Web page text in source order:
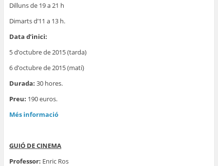
Dilluns de 19 a 21 h
Dimarts d’11 a 13 h.
Data d’inici:
5 d’octubre de 2015 (tarda)
6 d’octubre de 2015 (matí)
Durada: 30 hores.
Preu: 190 euros.
Més informació
GUIÓ DE CINEMA
Professor: Enric Ros